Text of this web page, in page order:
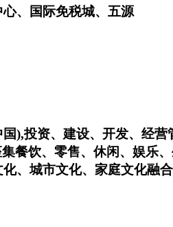
、国际免税城、五源
),投资、建设、开发、经
餐饮、零售、休闲、娱乐
、城市文化、家庭文化融